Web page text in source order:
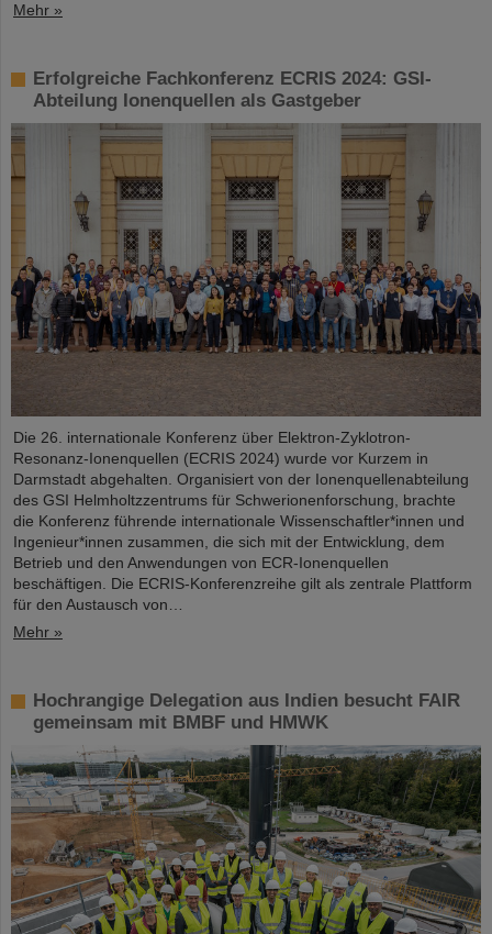
Mehr »
Erfolgreiche Fachkonferenz ECRIS 2024: GSI-
Abteilung Ionenquellen als Gastgeber
Die 26. internationale Konferenz über Elektron-Zyklotron-
Resonanz-Ionenquellen (ECRIS 2024) wurde vor Kurzem in
Darmstadt abgehalten. Organisiert von der Ionenquellenabteilung
des GSI Helmholtzzentrums für Schwerionenforschung, brachte
die Konferenz führende internationale Wissenschaftler*innen und
Ingenieur*innen zusammen, die sich mit der Entwicklung, dem
Betrieb und den Anwendungen von ECR-Ionenquellen
beschäftigen. Die ECRIS-Konferenzreihe gilt als zentrale Plattform
für den Austausch von…
Mehr »
Hochrangige Delegation aus Indien besucht FAIR
gemeinsam mit BMBF und HMWK